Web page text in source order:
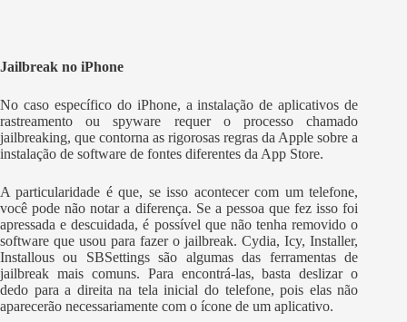
Jailbreak no iPhone
No caso específico do iPhone, a instalação de aplicativos de
rastreamento ou spyware requer o processo chamado
jailbreaking, que contorna as rigorosas regras da Apple sobre a
instalação de software de fontes diferentes da App Store.
A particularidade é que, se isso acontecer com um telefone,
você pode não notar a diferença. Se a pessoa que fez isso foi
apressada e descuidada, é possível que não tenha removido o
software que usou para fazer o jailbreak. Cydia, Icy, Installer,
Installous ou SBSettings são algumas das ferramentas de
jailbreak mais comuns. Para encontrá-las, basta deslizar o
dedo para a direita na tela inicial do telefone, pois elas não
aparecerão necessariamente com o ícone de um aplicativo.